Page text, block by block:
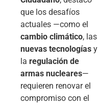
que los desafíos
actuales —como el
cambio climático, las
nuevas tecnologías y
la regulación de
armas nucleares—
requieren renovar el
compromiso con el